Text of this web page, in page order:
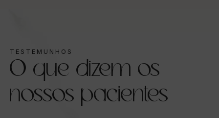
TESTEMUNHOS
O que dizem os
nossos pacientes